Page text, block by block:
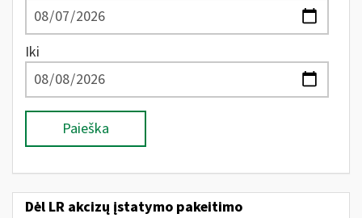
Iki
Paieška
Dėl LR akcizų įstatymo pakeitimo